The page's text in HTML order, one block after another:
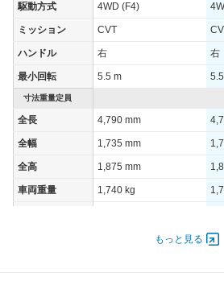
駆動方式 4WD (F4)
ミッション CVT
ハンドル 右 右
最小回転 5.5 m
寸法重量定員
全長 4,790 mm
全幅 1,735 mm
全高 1,875 mm
車両重量 1,740 kg
5ド
もっと見る